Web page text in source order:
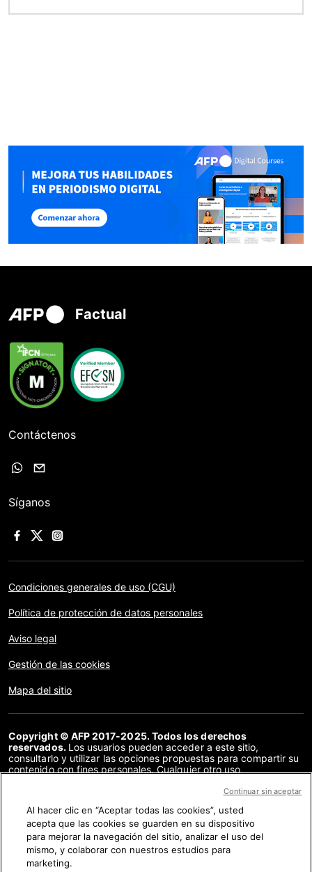
Factual
Contáctenos
Síganos
Condiciones generales de uso (CGU)
Política de protección de datos personales
Aviso legal
Gestión de las cookies
Mapa del sitio
Copyright © AFP 2017-2025. Todos los derechos
reservados. Los usuarios pueden acceder a este sitio,
consultarlo y utilizar las opciones propuestas para compartir su
contenido con fines personales. Cualquier otro uso,
distribución del contenido de este sitio, en su totalidad o en
acuerdo específico firmado con la AFP, está estrictamente
prohibido. Los elementos analizados en cada verificación se
presentan o se enlazan en tanto en cuanto son necesarios para
la correcta comprensión de la verificación en cuestión. La AFP
no cuenta con derechos sobre los autores ni sobre los
Al hacer clic en “Aceptar todas las cookies”, usted
acepta que las cookies se guarden en su dispositivo
para mejorar la navegación del sitio, analizar el uso del
mismo, y colaborar con nuestros estudios para
marketing.
Continuar sin aceptar